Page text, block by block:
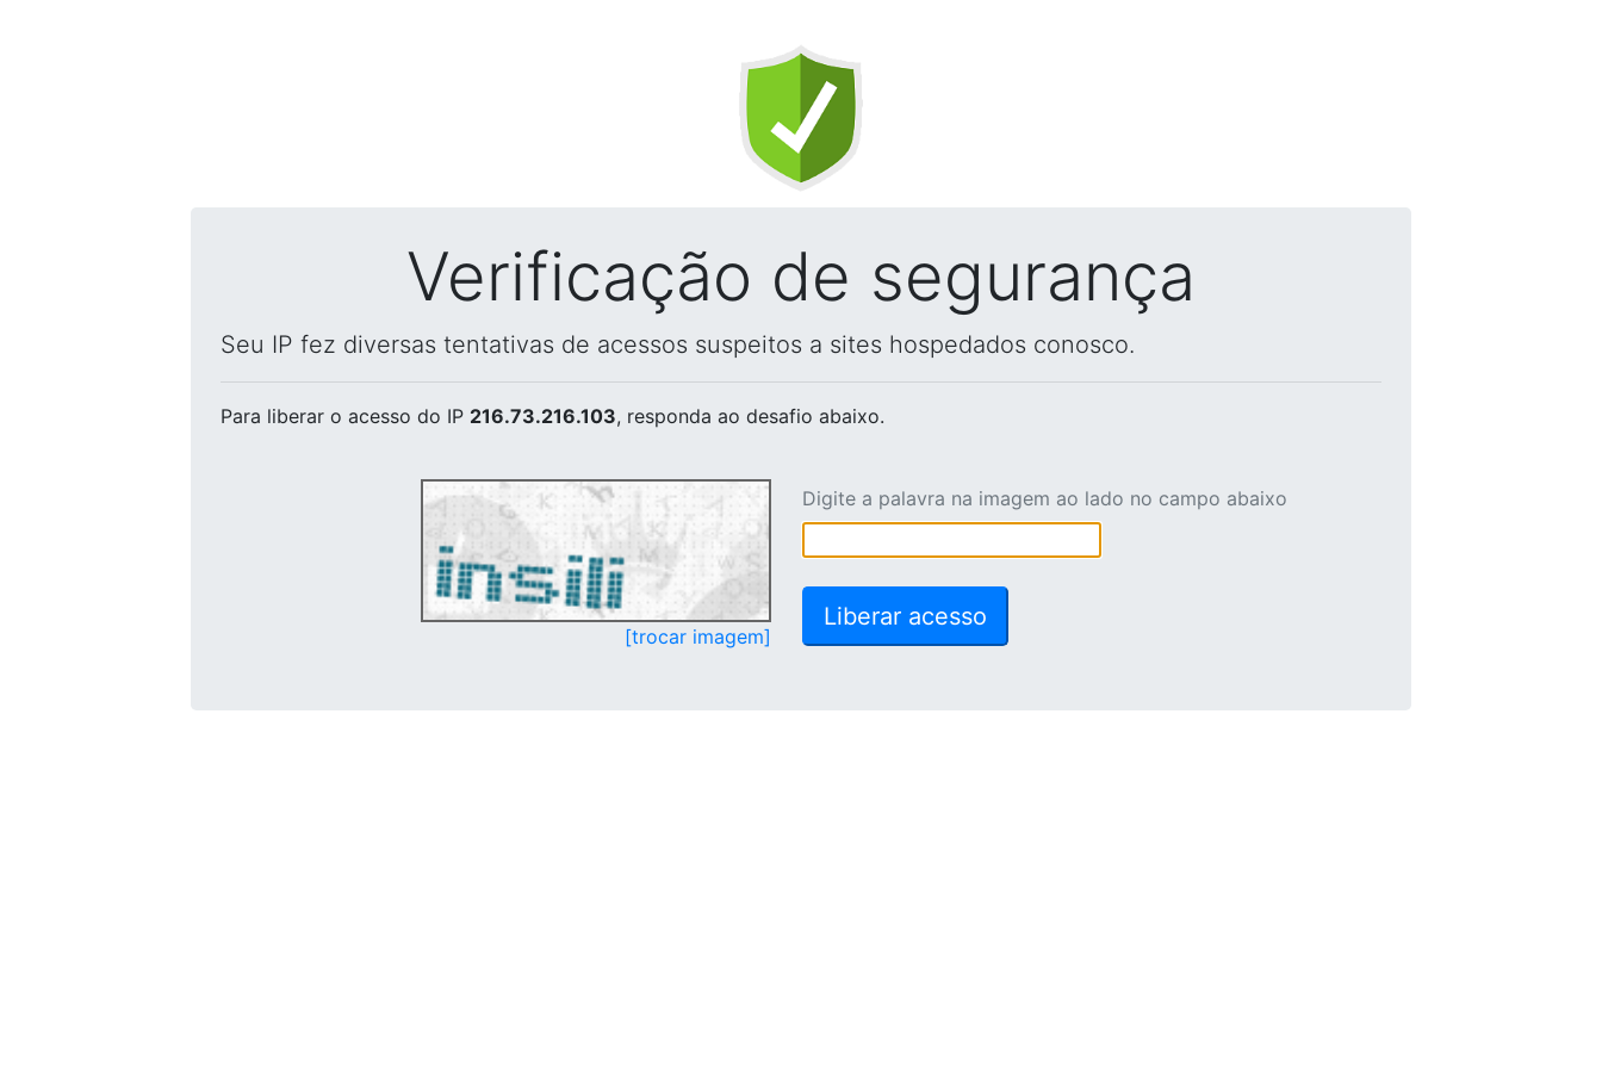
Verificação de segurança
Seu IP fez diversas tentativas de acessos suspeitos a sites hospedados conosco.
Para liberar o acesso do IP 216.73.216.103, responda ao desafio abaixo.
[trocar imagem]
Digite a palavra na imagem ao lado no campo abaixo